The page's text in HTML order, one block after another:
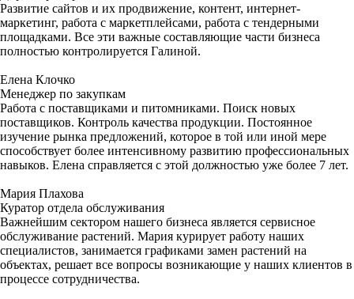
Развитие сайтов и их продвижение, контент, интернет-
маркетинг, работа с маркетплейсами, работа с тендерными
площадками. Все эти важные составляющие части бизнеса
полностью контролируется Галиной.
Елена Клочко
Менеджер по закупкам
Работа с поставщиками и питомниками. Поиск новых
поставщиков. Контроль качества продукции. Постоянное
изучение рынка предложений, которое в той или иной мере
способствует более интенсивному развитию профессиональных
навыков. Елена справляется с этой должностью уже более 7 лет.
Мария Плахова
Куратор отдела обслуживания
Важнейшим сектором нашего бизнеса является сервисное
обслуживание растений. Мария курирует работу наших
специалистов, занимается графиками замен растений на
объектах, решает все вопросы возникающие у наших клиентов в
процессе сотрудничества.